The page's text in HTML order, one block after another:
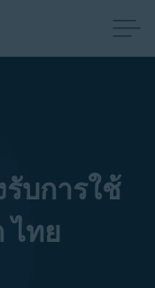
รับการใช้
ไทย